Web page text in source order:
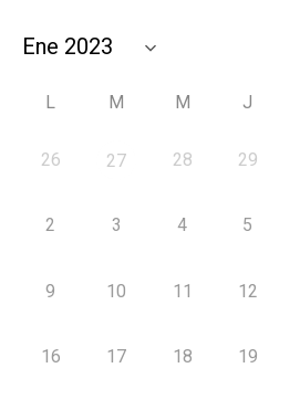
L M M J
26 27 28 29
2 3 4 5
9 10 11 12
16 17 18 19